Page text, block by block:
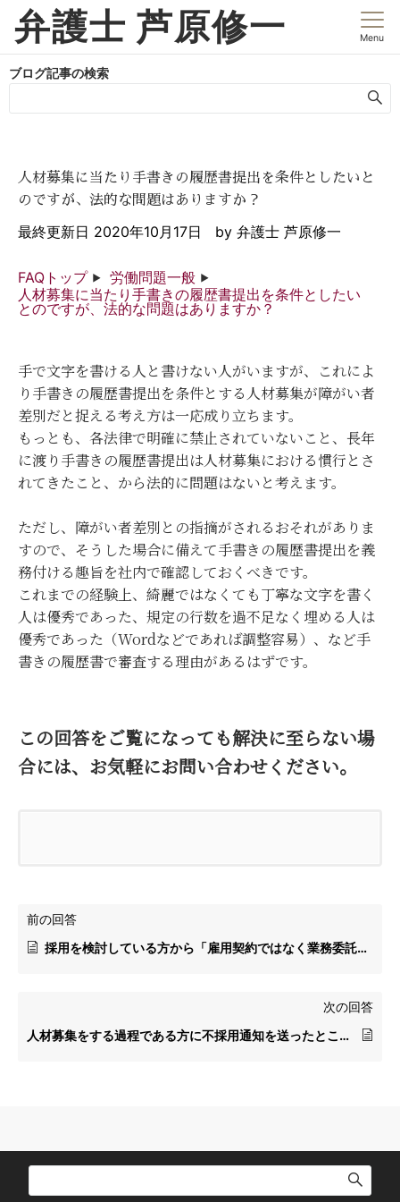
弁護士 芦原修一 Menu
人材募集に当たり手書きの履歴書提出を条件としたいと
のですが、法的な問題はありますか？
最終更新日 2020年10月17日 by 弁護士 芦原修一
FAQトップ
労働問題一般
人材募集に当たり手書きの履歴書提出を条件としたい
とのですが、法的な問題はありますか？
手で文字を書ける人と書けない人がいますが、これによ
り手書きの履歴書提出を条件とする人材募集が障がい者
差別だと捉える考え方は一応成り立ちます。
もっとも、各法律で明確に禁止されていないこと、長年
に渡り手書きの履歴書提出は人材募集における慣行とさ
れてきたこと、から法的に問題はないと考えます。
ただし、障がい者差別との指摘がされるおそれがありま
すので、そうした場合に備えて手書きの履歴書提出を義
務付ける趣旨を社内で確認しておくべきです。
これまでの経験上、綺麗ではなくても丁寧な文字を書く
人は優秀であった、規定の行数を過不足なく埋める人は
優秀であった（Wordなどであれば調整容易）、など手
書きの履歴書で審査する理由があるはずです。
この回答をご覧になっても解決に至らない場
合には、お気軽にお問い合わせください。
前の回答
採用を検討している方から「雇用契約ではなく業務委託契約にして欲しい。」との申し出がありました。優秀な方なので採用したいのですが法的なリスクを教えてください。
次の回答
人材募集をする過程である方に不採用通知を送ったところ「不採用は差別だ。このことをネットで明らかにする。」とのメールが送られてきました。この方は在日外国人です。どのように対処すれば良いでしょうか？
ブログ記事の検索